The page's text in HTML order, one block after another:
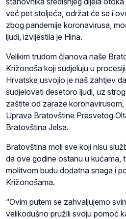
već pet stoljeća, održat će se i
zbog pandemije koronavirusa,
ljudi, izvijestila je Hina.
Velikim trudom članova naše
Križonoša koji sudjeluju u
Hrvatske usvojio je naš zahtjev
sudjelovati desetoro ljudi, uz
zaštite od zaraze
Uprava Bratovštine Presvetog
Bratovština Jelsa.
Bratovština moli sve koji nisu
da ove godine ostanu u kućama,
molitvom budu dodatna snaga i
Križonošama.
“Ovim putem se zahvaljujemo
velikodušno pružili svoju pomoć